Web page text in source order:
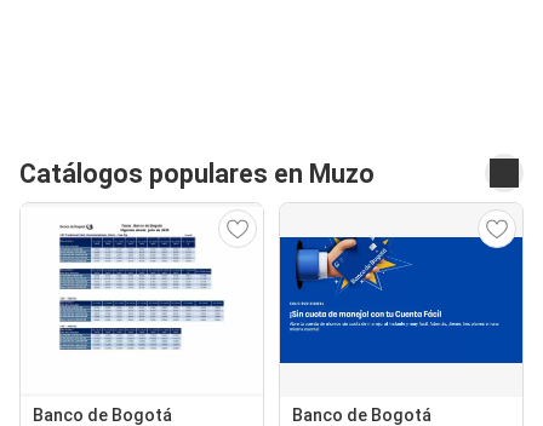
Catálogos populares en Muzo
Banco de Bogotá Banco de Bogotá